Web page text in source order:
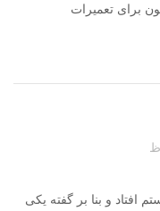
برای تعمیرات
3 ایر از دستم افتاد و بنا بر گفته یکی